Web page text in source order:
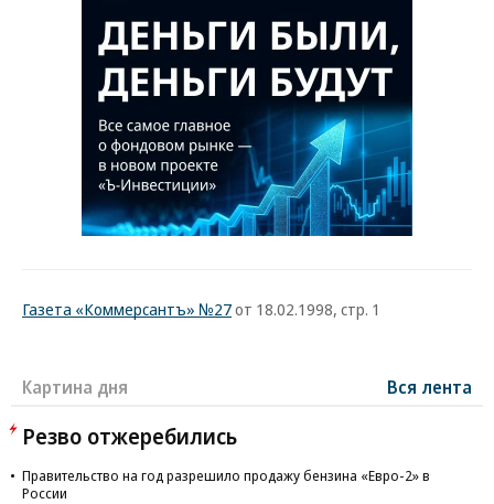
Газета «Коммерсантъ» №27от 18.02.1998, стр. 1
Картина дня Вся лента
Резво отжеребились
Правительство на год разрешило продажу бензина «Евро-2» в
России